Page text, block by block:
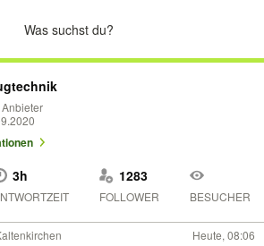
3h 1283
FOLLOWER BESUCHER
Heute, 08:06